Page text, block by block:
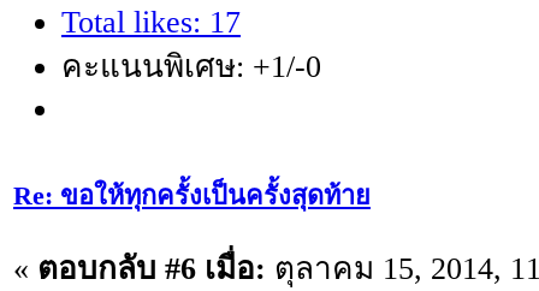
Total likes: 17
คะแนนพิเศษ: +1/-0
Re: ขอให้ทุกครั้งเป็นครั้งสุดท้าย
« ตอบกลับ #6 เมื่อ: ตุลาคม 15, 2014,